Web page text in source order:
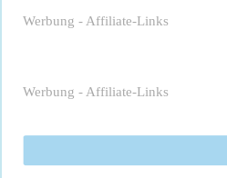
Werbung - Affiliate-Links
Werbung - Affiliate-Links